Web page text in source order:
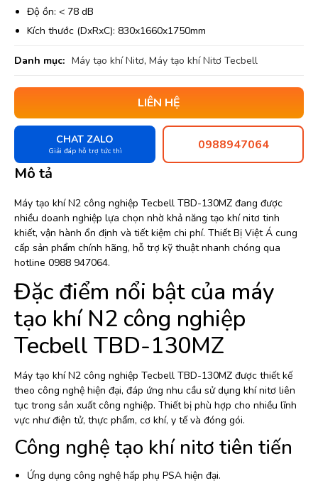
Độ ồn: < 78 dB
Kích thước (DxRxC): 830x1660x1750mm
Danh mục: Máy tạo khí Nitơ, Máy tạo khí Nitơ Tecbell
LIÊN HỆ
CHAT ZALO
Giải đáp hỗ trợ tức thì 0988947064
Mô tả
Máy tạo khí N2 công nghiệp Tecbell TBD-130MZ đang được
nhiều doanh nghiệp lựa chọn nhờ khả năng tạo khí nitơ tinh
khiết, vận hành ổn định và tiết kiệm chi phí. Thiết Bị Việt Á cung
cấp sản phẩm chính hãng, hỗ trợ kỹ thuật nhanh chóng qua
hotline 0988 947064.
Đặc điểm nổi bật của máy
tạo khí N2 công nghiệp
Tecbell TBD-130MZ
Máy tạo khí N2 công nghiệp Tecbell TBD-130MZ được thiết kế
theo công nghệ hiện đại, đáp ứng nhu cầu sử dụng khí nitơ liên
tục trong sản xuất công nghiệp. Thiết bị phù hợp cho nhiều lĩnh
vực như điện tử, thực phẩm, cơ khí, y tế và đóng gói.
Công nghệ tạo khí nitơ tiên tiến
Ứng dụng công nghệ hấp phụ PSA hiện đại.